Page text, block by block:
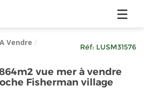
A Vendre /
Réf: LUSM31576
vue mer à vendre
Fisherman village